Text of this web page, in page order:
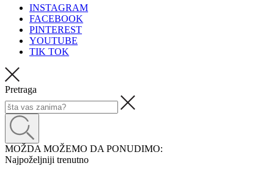
INSTAGRAM
FACEBOOK
PINTEREST
YOUTUBE
TIK TOK
Pretraga
MOŽDA MOŽEMO DA PONUDIMO:
Najpoželjniji trenutno